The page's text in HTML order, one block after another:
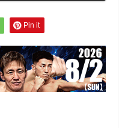
Pin it